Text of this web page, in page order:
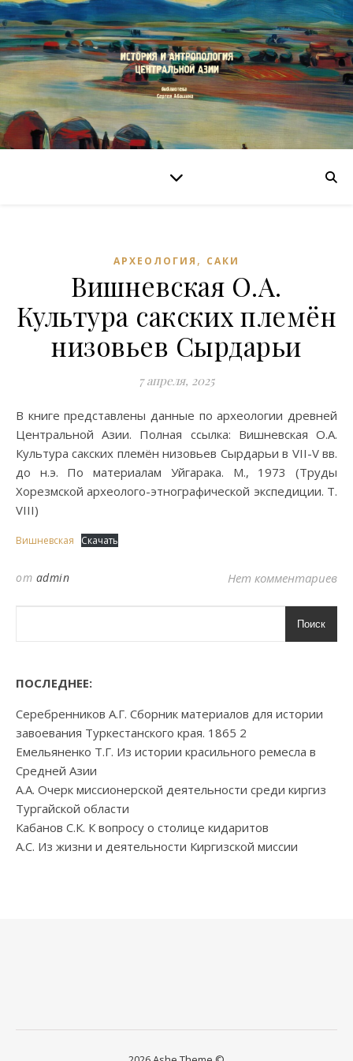
АРХЕОЛОГИЯ , САКИ
Вишневская О.А.
Культура сакских племён
низовьев Сырдарьи
7 апреля, 2025
В книге представлены данные по археологии древней
Центральной Азии. Полная ссылка: Вишневская О.А.
Культура сакских племён низовьев Сырдарьи в VII-V вв.
до н.э. По материалам Уйгарака. М., 1973 (Труды
Хорезмской археолого-этнографической экспедиции. Т.
VIII)
Вишневская Скачать
от admin Нет комментариев
Поиск
ПОСЛЕДНЕЕ:
Серебренников А.Г. Сборник материалов для истории
завоевания Туркестанского края. 1865 2
Емельяненко Т.Г. Из истории красильного ремесла в
Средней Азии
А.А. Очерк миссионерской деятельности среди киргиз
Тургайской области
Кабанов С.К. К вопросу о столице кидаритов
А.С. Из жизни и деятельности Киргизской миссии